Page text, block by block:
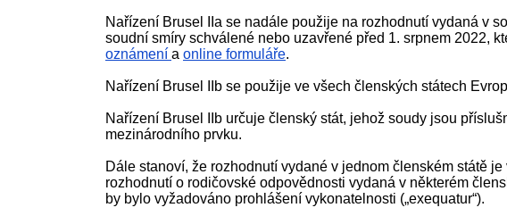
Nařízení Brusel IIa se nadále použije na rozhodnutí vydaná v
soudní smíry schválené nebo uzavřené před 1. srpnem 2022,
oznámení a online formuláře.
Nařízení Brusel IIb se použije ve všech členských státech
Nařízení Brusel IIb určuje členský stát, jehož soudy jsou
mezinárodního prvku.
Dále stanoví, že rozhodnutí vydané v jednom členském státě
rozhodnutí o rodičovské odpovědnosti vydaná v některém
by bylo vyžadováno prohlášení vykonatelnosti („exequatur“).